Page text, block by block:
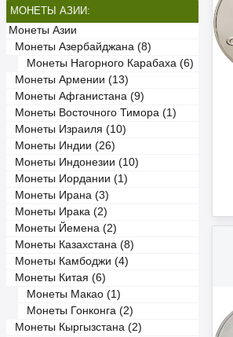
МОНЕТЫ АЗИИ:
Монеты Азии
Монеты Азербайджана (8)
Монеты Нагорного Карабаха (6)
Монеты Армении (13)
Монеты Афганистана (9)
Монеты Восточного Тимора (1)
Монеты Израиля (10)
Монеты Индии (26)
Монеты Индонезии (10)
Монеты Иордании (1)
Монеты Ирана (3)
Монеты Ирака (2)
Монеты Йемена (2)
Монеты Казахстана (8)
Монеты Камбоджи (4)
Монеты Китая (6)
Монеты Макао (1)
Монеты Гонконга (2)
Монеты Кыргызстана (2)